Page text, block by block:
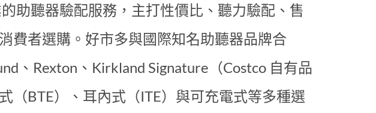
助聽器驗配服務，主打性價比、聽力驗配、售
費者選購。好市多與國際知名助聽器品牌合
、Rexton、Kirkland Signature（Costco 自有品
（BTE）、耳內式（ITE）與可充電式等多種選